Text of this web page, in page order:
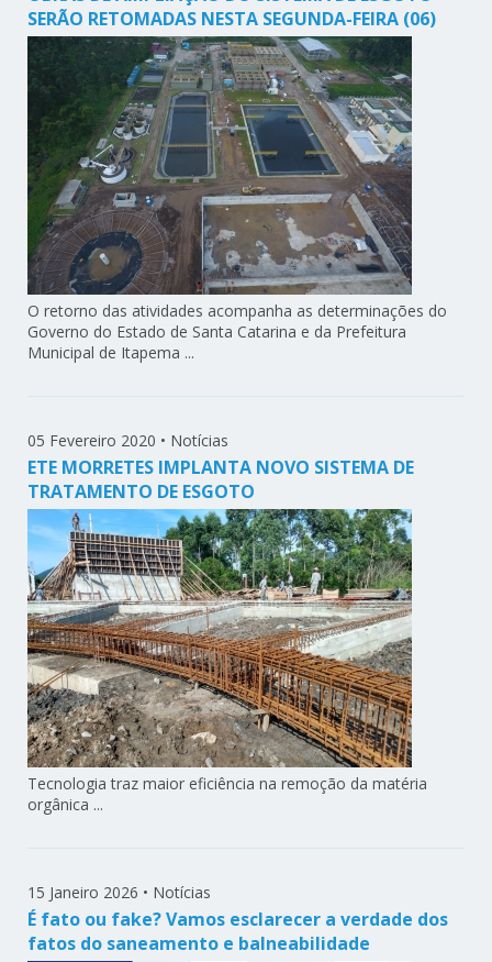
SERÃO RETOMADAS NESTA SEGUNDA-FEIRA (06)
O retorno das atividades acompanha as determinações do
Governo do Estado de Santa Catarina e da Prefeitura
Municipal de Itapema ...
05 Fevereiro 2020 • Notícias
ETE MORRETES IMPLANTA NOVO SISTEMA DE
TRATAMENTO DE ESGOTO
Tecnologia traz maior eficiência na remoção da matéria
orgânica ...
15 Janeiro 2026 • Notícias
É fato ou fake? Vamos esclarecer a verdade dos
fatos do saneamento e balneabilidade